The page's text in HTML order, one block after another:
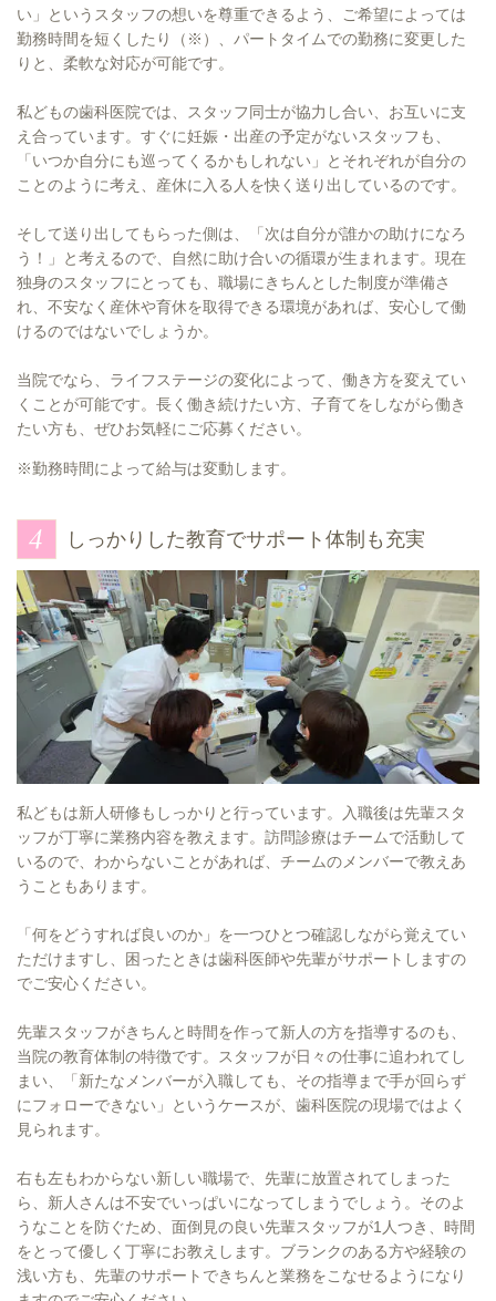
い」というスタッフの想いを尊重できるよう、ご希望によっては
勤務時間を短くしたり（※）、パートタイムでの勤務に変更した
りと、柔軟な対応が可能です。
私どもの歯科医院では、スタッフ同士が協力し合い、お互いに支
え合っています。すぐに妊娠・出産の予定がないスタッフも、
「いつか自分にも巡ってくるかもしれない」とそれぞれが自分の
ことのように考え、産休に入る人を快く送り出しているのです。
そして送り出してもらった側は、「次は自分が誰かの助けになろ
う！」と考えるので、自然に助け合いの循環が生まれます。現在
独身のスタッフにとっても、職場にきちんとした制度が準備さ
れ、不安なく産休や育休を取得できる環境があれば、安心して働
けるのではないでしょうか。
当院でなら、ライフステージの変化によって、働き方を変えてい
くことが可能です。長く働き続けたい方、子育てをしながら働き
たい方も、ぜひお気軽にご応募ください。
※勤務時間によって給与は変動します。
しっかりした教育でサポート体制も充実
私どもは新人研修もしっかりと行っています。入職後は先輩スタ
ッフが丁寧に業務内容を教えます。訪問診療はチームで活動して
いるので、わからないことがあれば、チームのメンバーで教えあ
うこともあります。
「何をどうすれば良いのか」を一つひとつ確認しながら覚えてい
ただけますし、困ったときは歯科医師や先輩がサポートしますの
でご安心ください。
先輩スタッフがきちんと時間を作って新人の方を指導するのも、
当院の教育体制の特徴です。スタッフが日々の仕事に追われてし
まい、「新たなメンバーが入職しても、その指導まで手が回らず
にフォローできない」というケースが、歯科医院の現場ではよく
見られます。
右も左もわからない新しい職場で、先輩に放置されてしまった
ら、新人さんは不安でいっぱいになってしまうでしょう。そのよ
うなことを防ぐため、面倒見の良い先輩スタッフが1人つき、時間
をとって優しく丁寧にお教えします。ブランクのある方や経験の
浅い方も、先輩のサポートできちんと業務をこなせるようになり